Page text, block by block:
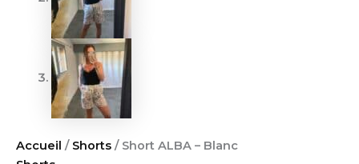
Accueil / Shorts / Short ALBA – Blanc